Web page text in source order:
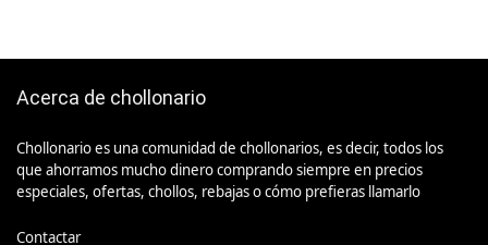
Acerca de chollonario
Chollonario es una comunidad de chollonarios, es decir, todos los
que ahorramos mucho dinero comprando siempre en precios
especiales, ofertas, chollos, rebajas o cómo prefieras llamarlo
Contactar